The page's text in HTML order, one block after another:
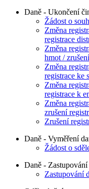
Daně - Ukončení
Žádost o
Změna
registrace
Změna
hmot /
Změna
registrace ke
Změna
registrace k
Změna
zrušení
Zrušení
Daně - Vyměření
Žádost o
Daně - Zastupování
Zastupování